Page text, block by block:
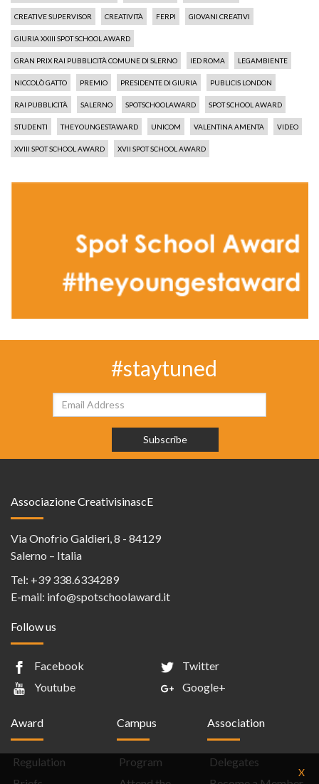
CREATIVE SUPERVISOR CREATIVITÀ FERPI GIOVANI CREATIVI
GIURIA XXIII SPOT SCHOOL AWARD
GRAN PRIX RAI PUBBLICITÀ COMUNE DI SLERNO IED ROMA LEGAMBIENTE
NICCOLÒ GATTO PREMIO PRESIDENTE DI GIURIA PUBLICIS LONDON
RAI PUBBLICITÀ SALERNO SPOTSCHOOLAWARD SPOT SCHOOL AWARD
STUDENTI THEYOUNGESTAWARD UNICOM VALENTINA AMENTA VIDEO
XVIII SPOT SCHOOL AWARD XVII SPOT SCHOOL AWARD
#staytuned
Associazione CreativisinascE
Via Onofrio Galdieri, 8 - 84129
Salerno – Italia
Tel: +39 338.6334289
E-mail: info@spotschoolaward.it
Follow us
Facebook
Twitter
Youtube
Google+
Award
Regulation
Campus
Program
Association
Delegates
X